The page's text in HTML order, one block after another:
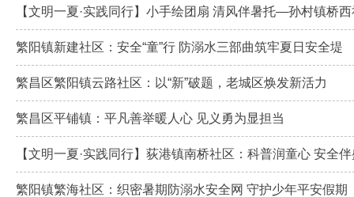
【文明一夏·实践同行】小手绘团扇 清风伴暑托—孙村镇桥
繁阳镇新建社区：安全“童”行 防溺水三部曲筑牢夏日安全堤
繁昌区繁阳镇云路社区：以“新”破题，老城区焕发新活力
繁昌区平铺镇：平凡善举暖人心 见义勇为显担当
【文明一夏·实践同行】荻港镇南桥社区：科普润童心 安全
繁阳镇繁海社区：织密暑期防溺水安全网 守护少年平安假期